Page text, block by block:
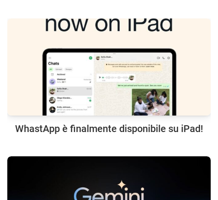
WhastApp è finalmente disponibile su iPad!